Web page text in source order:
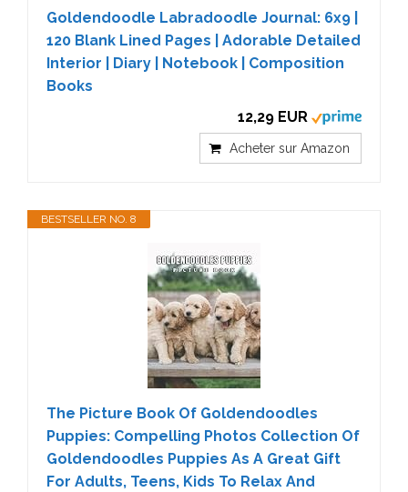
Goldendoodle Labradoodle Journal: 6x9 |
120 Blank Lined Pages | Adorable Detailed
Interior | Diary | Notebook | Composition
Books
12,29 EUR
Acheter sur Amazon
BESTSELLER NO. 8
The Picture Book Of Goldendoodles
Puppies: Compelling Photos Collection Of
Goldendoodles Puppies As A Great Gift
For Adults, Teens, Kids To Relax And